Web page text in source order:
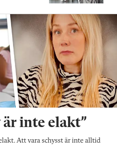
är inte elakt”
Att vara schysst är inte alltid